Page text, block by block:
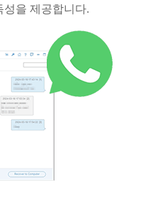
을 제공합니다.